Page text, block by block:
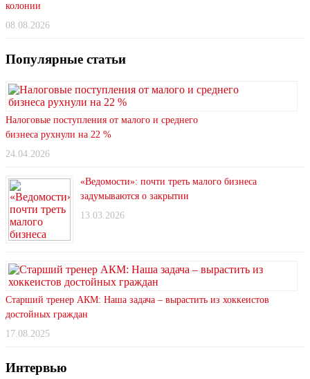
колонии
08.08.2026
Популярные статьи
Налоговые поступления от малого и среднего
бизнеса рухнули на 22 %
24.04.2026
«Ведомости»: почти треть малого бизнеса
задумываются о закрытии
13.03.2026
Старший тренер АКМ: Наша задача – вырастить из хоккеистов
достойных граждан
17.08.2025
Интервью